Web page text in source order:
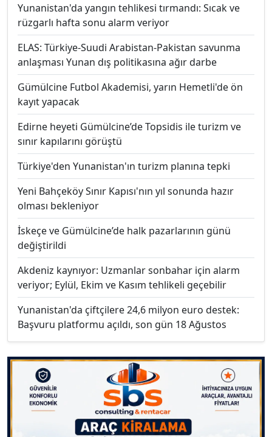
Yunanistan'da yangın tehlikesi tırmandı: Sıcak ve
rüzgarlı hafta sonu alarm veriyor
ELAS: Türkiye-Suudi Arabistan-Pakistan savunma
anlaşması Yunan dış politikasına ağır darbe
Gümülcine Futbol Akademisi, yarın Hemetli'de ön
kayıt yapacak
Edirne heyeti Gümülcine’de Topsidis ile turizm ve
sınır kapılarını görüştü
Türkiye'den Yunanistan'ın turizm planına tepki
Yeni Bahçeköy Sınır Kapısı'nın yıl sonunda hazır
olması bekleniyor
İskeçe ve Gümülcine’de halk pazarlarının günü
değiştirildi
Akdeniz kaynıyor: Uzmanlar sonbahar için alarm
veriyor; Eylül, Ekim ve Kasım tehlikeli geçebilir
Yunanistan'da çiftçilere 24,6 milyon euro destek:
Başvuru platformu açıldı, son gün 18 Ağustos